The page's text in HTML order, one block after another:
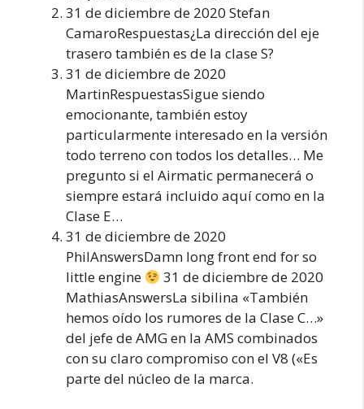
31 de diciembre de 2020 Stefan
CamaroRespuestas¿La dirección del eje
trasero también es de la clase S?
31 de diciembre de 2020
MartinRespuestasSigue siendo
emocionante, también estoy
particularmente interesado en la versión
todo terreno con todos los detalles… Me
pregunto si el Airmatic permanecerá o
siempre estará incluido aquí como en la
Clase E…
31 de diciembre de 2020
PhilAnswersDamn long front end for so
little engine
31 de diciembre de 2020
MathiasAnswersLa sibilina «También
hemos oído los rumores de la Clase C…»
del jefe de AMG en la AMS combinados
con su claro compromiso con el V8 («Es
parte del núcleo de la marca.